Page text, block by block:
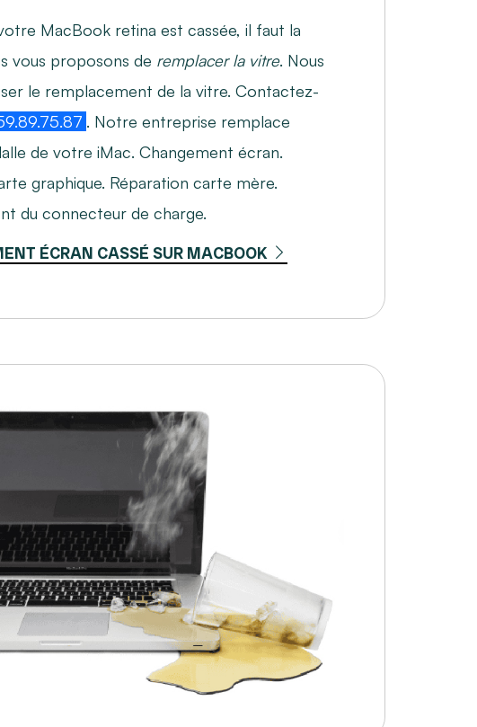
MacBook retina est cassée, il faut la
vous proposons de remplacer la vitre. Nous
le remplacement de la vitre. Contactez-
. Notre entreprise remplace
de votre iMac. Changement écran.
graphique. Réparation carte mère.
du connecteur de charge.
ÉCRAN CASSÉ SUR MACBOOK